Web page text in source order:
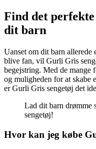
Find det
dit barn
Uanset om dit barn
blive fan, vil Gurli Gris
begejstring. Med de mange
og muligheden for at skabe
er Gurli Gris sengetøj det
Lad dit barn drømme
sengetøj!
Hvor kan jeg købe